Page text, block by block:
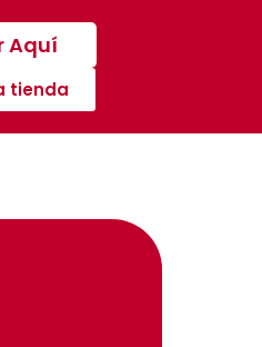
Aquí
tienda